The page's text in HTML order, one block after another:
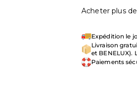
Acheter plus
Expédition le
Livraison
et BENELUX).
Paiements